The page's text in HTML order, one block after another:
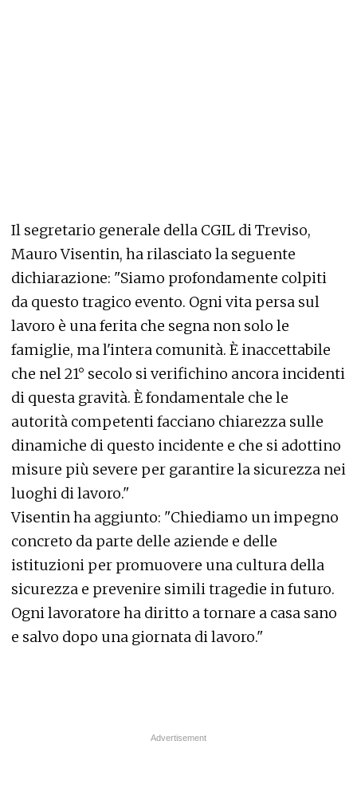
Il segretario generale della CGIL di Treviso,
Mauro Visentin, ha rilasciato la seguente
dichiarazione: "Siamo profondamente colpiti
da questo tragico evento. Ogni vita persa sul
lavoro è una ferita che segna non solo le
famiglie, ma l'intera comunità. È inaccettabile
che nel 21° secolo si verifichino ancora incidenti
di questa gravità. È fondamentale che le
autorità competenti facciano chiarezza sulle
dinamiche di questo incidente e che si adottino
misure più severe per garantire la sicurezza nei
luoghi di lavoro."
Visentin ha aggiunto: "Chiediamo un impegno
concreto da parte delle aziende e delle
istituzioni per promuovere una cultura della
sicurezza e prevenire simili tragedie in futuro.
Ogni lavoratore ha diritto a tornare a casa sano
e salvo dopo una giornata di lavoro."